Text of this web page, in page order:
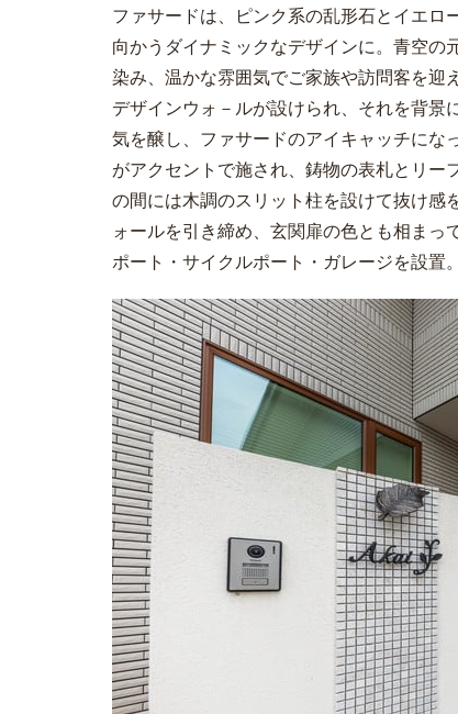
ファサードは、ピンク系の乱形石とイエ
向かうダイナミックなデザインに。青空
染み、温かな雰囲気でご家族や訪問客を迎
デザインウォ－ルが設けられ、それを背
気を醸し、ファサードのアイキャッチに
がアクセントで施され、鋳物の表札とリ
の間には木調のスリット柱を設けて抜け感
ォールを引き締め、玄関扉の色とも相ま
ポート・サイクルポート・ガレージを設置